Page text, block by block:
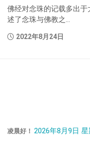
佛经对念珠的记载多出
述了念珠与佛教之...
2022年8月24日
凌晨好！ 2026年8月9日 星